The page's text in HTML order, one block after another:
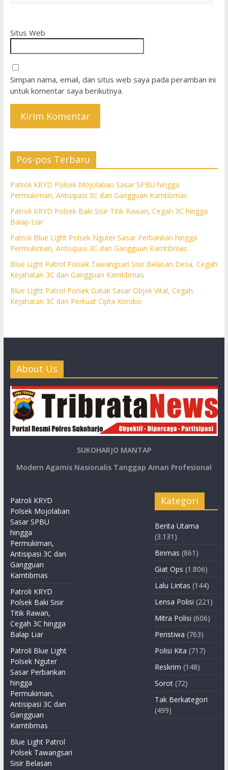
Situs Web
Simpan nama, email, dan situs web saya pada peramban ini
untuk komentar saya berikutnya.
Pos-pos Terbaru
Patroli KRYD Polsek Mojolaban Sasar SPBU hingga
Permukiman, Antisipasi 3C dan Gangguan Kamtibmas
Patroli KRYD Polsek Baki Sisir Titik Rawan, Cegah 3C hingga
Balap Liar
Patroli Blue Light Polsek Nguter Sasar Perbankan hingga
Permukiman, Antisipasi 3C dan Gangguan Kamtibmas
Blue Light Patrol Polsek Tawangsari Sisir Belasan Desa, Cegah
Kejahatan 3C dan Gangguan Kamtibmas
Blue Light Patrol Polsek Gatak Sasar Objek Vital, Cegah
Kejahatan 3C dan Perkuat Cipta Kondisi
About Us
SUKOHARJO MANTAP
Modern Agamis Nasionalis Tanggap Aman Profesional
Patroli KRYD
Polsek Mojolaban
Sasar SPBU
hingga
Permukiman,
Antisipasi 3C dan
Gangguan
Kamtibmas
Patroli KRYD
Polsek Baki Sisir
Titik Rawan,
Cegah 3C hingga
Balap Liar
Patroli Blue Light
Polsek Nguter
Sasar Perbankan
hingga
Permukiman,
Antisipasi 3C dan
Gangguan
Kamtibmas
Blue Light Patrol
Polsek Tawangsari
Sisir Belasan
Kategori
Berita Utama
(3.131)
Binmas (861)
Giat Ops (1.806)
Lalu Lintas (144)
Lensa Polisi (221)
Mitra Polisi (606)
Peristiwa (763)
Polisi Kita (717)
Reskrim (148)
Sorot (72)
Tak Berkategori
(499)